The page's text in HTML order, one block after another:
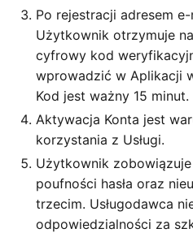
Po rejestracji adresem e-
Użytkownik otrzymuje
cyfrowy kod
wprowadzić w Aplikacji
Kod jest ważny 15 minut.
Aktywacja Konta jest
korzystania z Usługi.
Użytkownik
poufności hasła oraz
trzecim. Usługodawca
odpowiedzialności za